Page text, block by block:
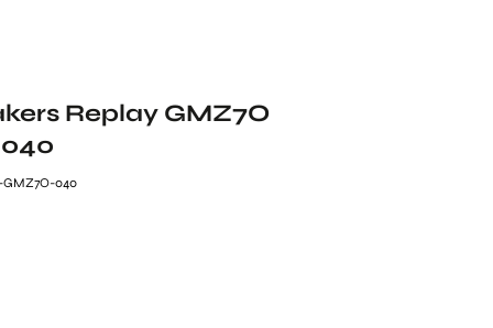
Replay GMZ7O
GMZ7O-040